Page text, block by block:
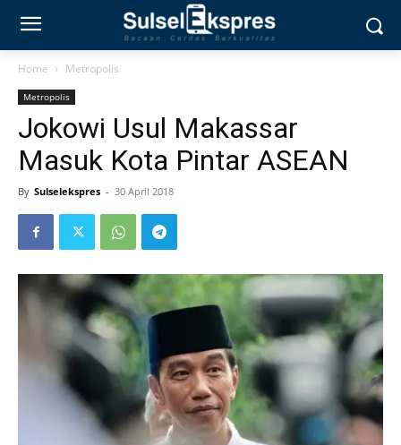
Home Metropolis
Metropolis
Jokowi Usul Makassar
Masuk Kota Pintar ASEAN
By Sulselekspres - 30 April 2018